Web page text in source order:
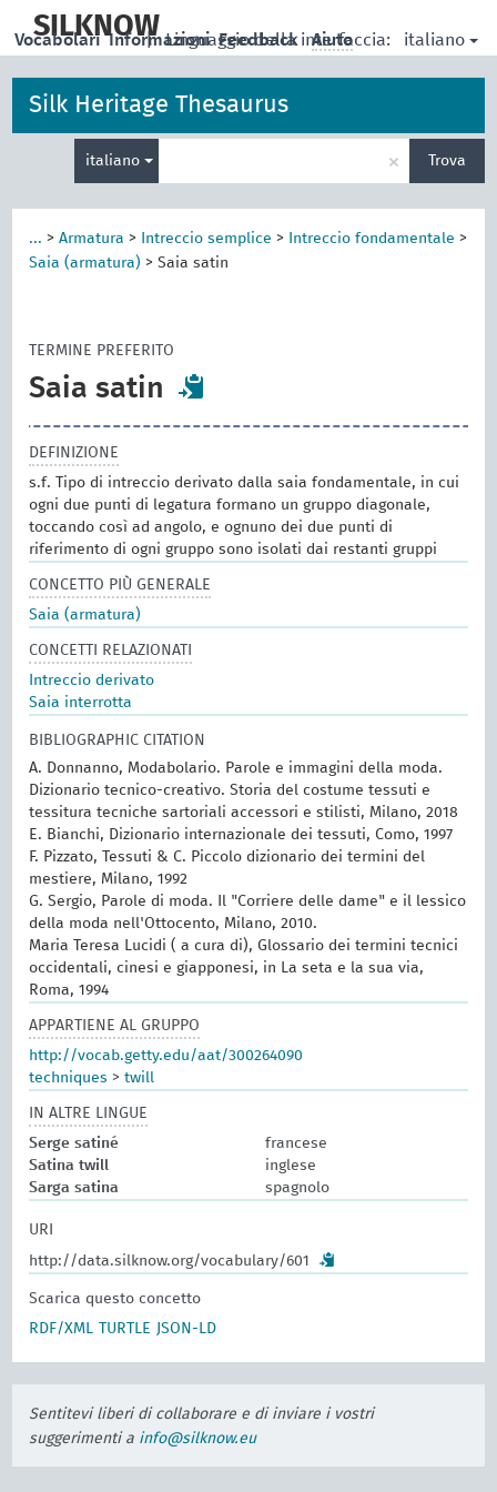
main
SILKNOW
| Linguaggio della interfaccia: italiano
Vocabolari Informazioni Feedback Aiuto
Silk Heritage Thesaurus
italiano
per
la
ricerca
× Trova
... >Armatura > Intreccio semplice > Intreccio fondamentale >
Saia (armatura) >Saia satin
TERMINE PREFERITO
Saia satin
DEFINIZIONE
s.f. Tipo di intreccio derivato dalla saia fondamentale, in cui
ogni due punti di legatura formano un gruppo diagonale,
toccando così ad angolo, e ognuno dei due punti di
riferimento di ogni gruppo sono isolati dai restanti gruppi
CONCETTO PIÙ GENERALE
Saia (armatura)
CONCETTI RELAZIONATI
Intreccio derivato
Saia interrotta
BIBLIOGRAPHIC CITATION
A. Donnanno, Modabolario. Parole e immagini della moda.
Dizionario tecnico-creativo. Storia del costume tessuti e
tessitura tecniche sartoriali accessori e stilisti, Milano, 2018
E. Bianchi, Dizionario internazionale dei tessuti, Como, 1997
F. Pizzato, Tessuti & C. Piccolo dizionario dei termini del
mestiere, Milano, 1992
G. Sergio, Parole di moda. Il "Corriere delle dame" e il lessico
della moda nell'Ottocento, Milano, 2010.
Maria Teresa Lucidi ( a cura di), Glossario dei termini tecnici
occidentali, cinesi e giapponesi, in La seta e la sua via,
Roma, 1994
APPARTIENE AL GRUPPO
http://vocab.getty.edu/aat/300264090
techniques >twill
IN ALTRE LINGUE
Serge satiné
francese
Satina twill
inglese
Sarga satina
spagnolo
URI
http://data.silknow.org/vocabulary/601
Scarica questo concetto
RDF/XML
TURTLE JSON-LD
Sentitevi liberi di collaborare e di inviare i vostri
suggerimenti a info@silknow.eu